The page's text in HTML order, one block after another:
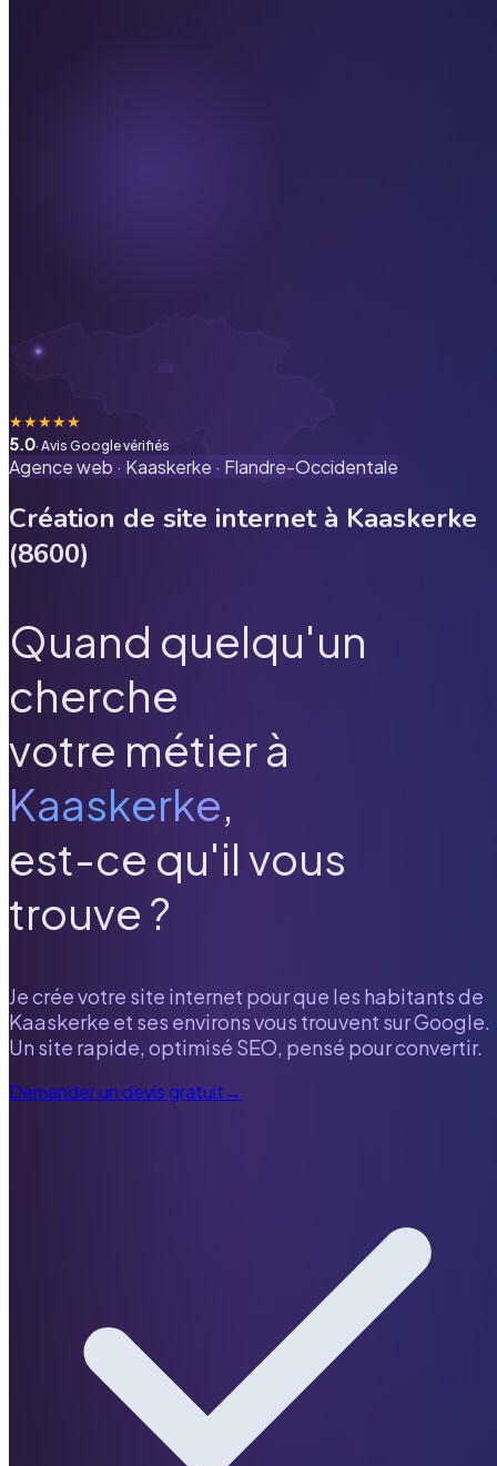
★★★★★
5.0· Avis Google vérifiés
Agence web · Kaaskerke · Flandre-Occidentale
Création de site internet à Kaaskerke
(8600)
Quand quelqu'un
cherche
votre métier à
Kaaskerke,
est-ce qu'il vous
trouve ?
Je crée votre site internet pour que les habitants de
Kaaskerke et ses environs vous trouvent sur Google.
Un site rapide, optimisé SEO, pensé pour convertir.
Demander un devis gratuit→